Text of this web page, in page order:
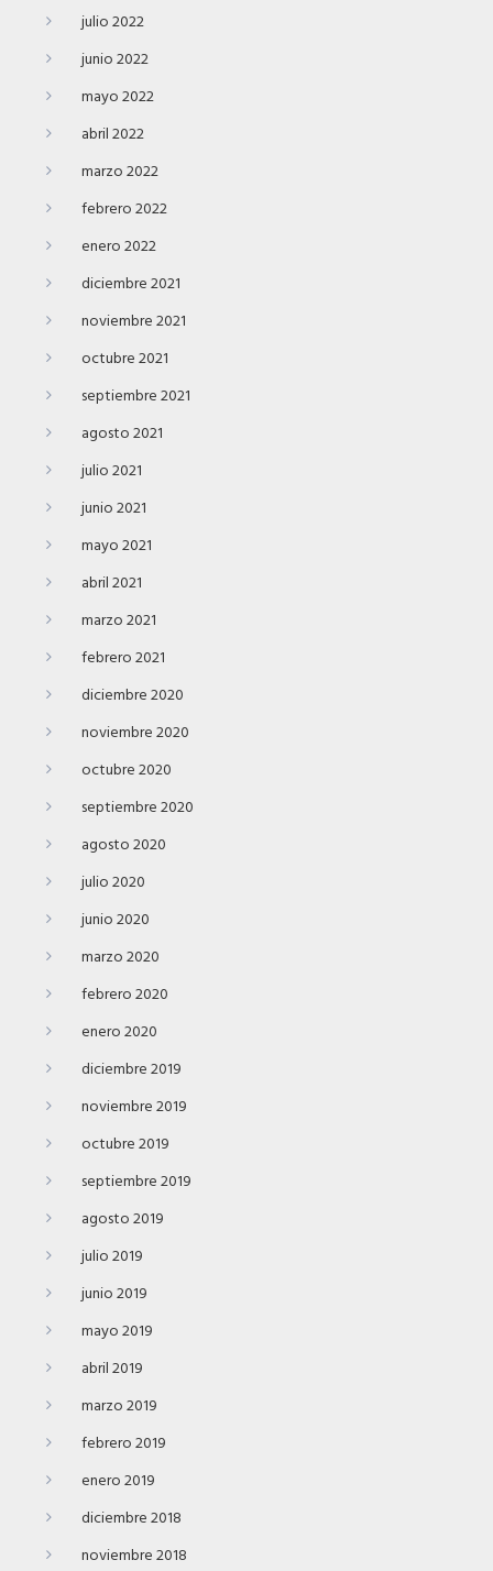
julio 2022
junio 2022
mayo 2022
abril 2022
marzo 2022
febrero 2022
enero 2022
diciembre 2021
noviembre 2021
octubre 2021
septiembre 2021
agosto 2021
julio 2021
junio 2021
mayo 2021
abril 2021
marzo 2021
febrero 2021
diciembre 2020
noviembre 2020
octubre 2020
septiembre 2020
agosto 2020
julio 2020
junio 2020
marzo 2020
febrero 2020
enero 2020
diciembre 2019
noviembre 2019
octubre 2019
septiembre 2019
agosto 2019
julio 2019
junio 2019
mayo 2019
abril 2019
marzo 2019
febrero 2019
enero 2019
diciembre 2018
noviembre 2018